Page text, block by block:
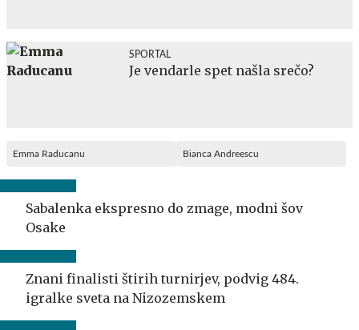
SPORTAL
Je vendarle spet našla srečo?
Emma Raducanu Bianca Andreescu
Sabalenka ekspresno do zmage, modni šov
Osake
Znani finalisti štirih turnirjev, podvig 484.
igralke sveta na Nizozemskem